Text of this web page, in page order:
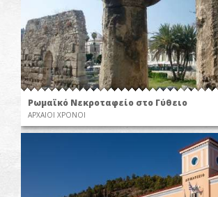
Ρωμαϊκό Νεκροταφείο στο Γύθειο
ΑΡΧΑΙΟΙ ΧΡΟΝΟΙ